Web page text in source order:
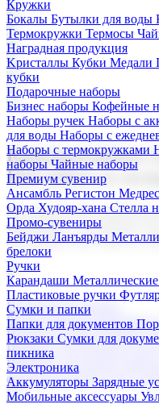
Кружки
Бокалы Бутылки для воды
Термокружки Термосы
Наградная продукция
Kристаллы Кубки Медали
кубки
Подарочные наборы
Бизнес наборы Кофейные
Наборы ручек Наборы с
для воды Наборы с
Наборы с термокружками
наборы Чайные наборы
Премиум сувенир
Ансамбль Регистон
Орда Худояр-хана Стелла
Промо-сувениры
Бейджи Ланъярды
брелоки
Ручки
Карандаши
Пластиковые ручки
Сумки и папки
Папки для документов
Рюкзаки Сумки для
пикника
Электроника
Аккумуляторы Зарядные
Мобильные аксессуары
Корпоративные
Поставка со
Мы предлагаем широкий
сувениров с логотипом. В
продукцию для бизнеса,
Подарочные наборы
Бизнес наборыКофейные
Наборы из кожиНаборы
Наборы с бутылками для
Наборы с кружками
флешкамиНовогодние